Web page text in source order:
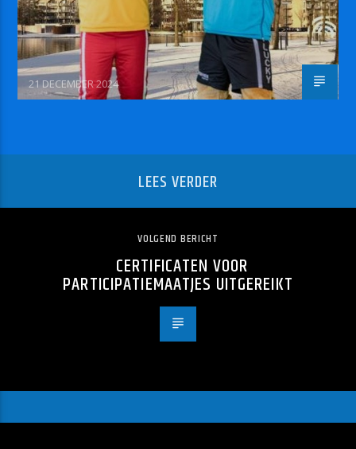
21 DECEMBER 2024
LEES VERDER
VOLGEND BERICHT
CERTIFICATEN VOOR
PARTICIPATIEMAATJES UITGEREIKT